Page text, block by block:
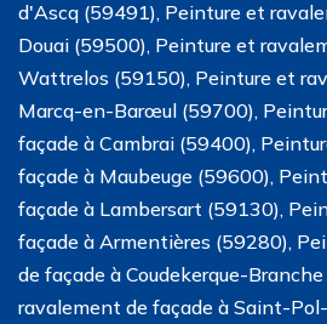
d'Ascq (59491), Peinture et
Douai (59500), Peinture et
Wattrelos (59150), Peinture et
Marcq-en-Barœul (59700),
façade à Cambrai (59400),
façade à Maubeuge (59600),
façade à Lambersart (59130),
façade à Armentières (59280),
de façade à Coudekerque-
ravalement de façade à Saint-